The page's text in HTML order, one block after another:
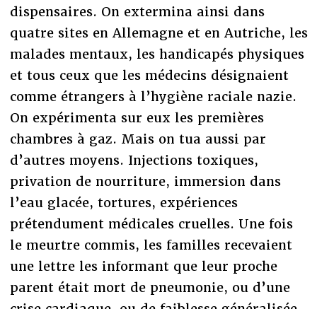
dispensaires. On extermina ainsi dans
quatre sites en Allemagne et en Autriche, les
malades mentaux, les handicapés physiques
et tous ceux que les médecins désignaient
comme étrangers à l’hygiène raciale nazie.
On expérimenta sur eux les premières
chambres à gaz. Mais on tua aussi par
d’autres moyens. Injections toxiques,
privation de nourriture, immersion dans
l’eau glacée, tortures, expériences
prétendument médicales cruelles. Une fois
le meurtre commis, les familles recevaient
une lettre les informant que leur proche
parent était mort de pneumonie, ou d’une